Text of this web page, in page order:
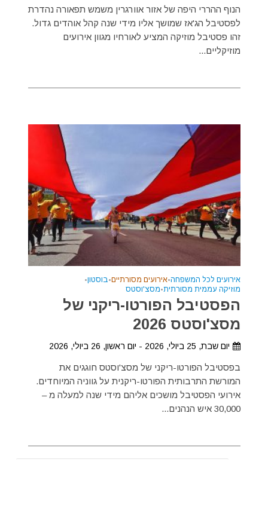
הנוף ההררי היפה של אזור אוורגרין משמש תפאורה נהדרת
לפסטיבל הג'אז שמושך אליו מידי שנה קהל אוהדים גדול.
זהו פסטיבל מוזיקה המציע לאורחיו מגוון אירועים
מוזיקליים...
אירועים לכל המשפחה•אירועים מסורתיים• בוסטון•
מוזיקה עממית מסורתית•מסצ'וסטס
הפסטיבל הפורטו-ריקני של
מסצ'וסטס 2026
יום שבת, 25 ביולי, 2026 - יום ראשון, 26 ביולי, 2026
בפסטיבל הפורטו-ריקני של מסצ'וסטס חוגגים את
המורשת התרבותית הפורטו-ריקנית על גווניה המיוחדים.
אירועי הפסטיבל מושכים אליהם מידי שנה למעלה מ –
30,000 איש הנהנים...